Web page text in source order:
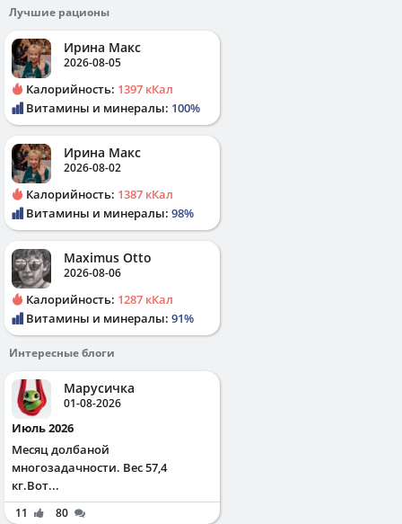
Лучшие рационы
Ирина Макс
2026-08-05
Калорийность: 1397 кКал
Витамины и минералы: 100%
Ирина Макс
2026-08-02
Калорийность: 1387 кКал
Витамины и минералы: 98%
Maximus Otto
2026-08-06
Калорийность: 1287 кКал
Витамины и минералы: 91%
Интересные блоги
Марусичка
01-08-2026
Июль 2026
Месяц долбаной
многозадачности. Вес 57,4
кг.Вот...
11 80